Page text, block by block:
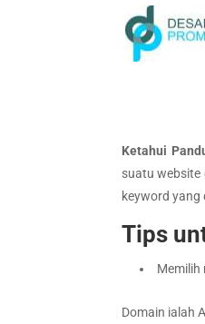
Ketahui
suatu website
keyword
Tips
Memilih
Domain ialah